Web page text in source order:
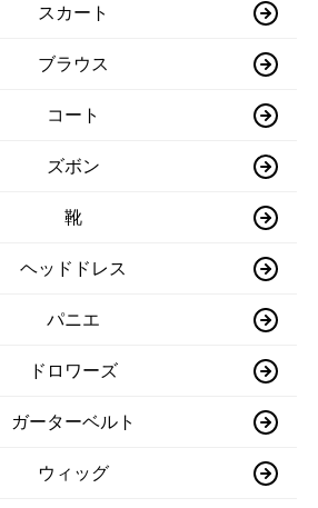
スカート
ブラウス
コート
ズボン
靴
ヘッドドレス
パニエ
ドロワーズ
ガーターベルト
ウィッグ